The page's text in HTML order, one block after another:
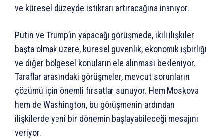
ve küresel düzeyde istikrarı artıracağına inanıyor.
Putin ve Trump’ın yapacağı görüşmede, ikili ilişkiler
başta olmak üzere, küresel güvenlik, ekonomik işbirliği
ve diğer bölgesel konuların ele alınması bekleniyor.
Taraflar arasındaki görüşmeler, mevcut sorunların
çözümü için önemli fırsatlar sunuyor. Hem Moskova
hem de Washington, bu görüşmenin ardından
ilişkilerde yeni bir dönemin başlayabileceği mesajını
veriyor.